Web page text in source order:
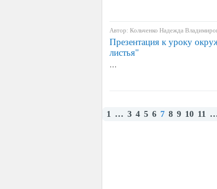
Автор: Кольченко Надежда
Презентация к уроку
листья"
…
1 … 3 4 5 6 7 8 9 10 11